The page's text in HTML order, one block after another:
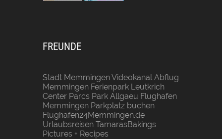
FREUNDE
Stadt MemmingenVideokanal Abflug
Memmingen Ferienpark Leutkrich
Center Parcs Park Allgaeu Flughafen
Memmingen Parkplatz buchen
Flughafen24Memmingen.de
Urlaubsreisen TamarasBakings
Pictures + Recipes